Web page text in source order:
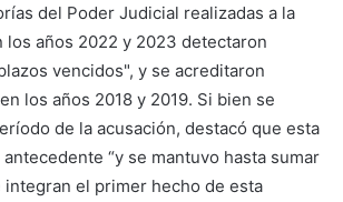
del Poder Judicial realizadas a la
los años 2022 y 2023 detectaron
vencidos", y se acreditaron
los años 2018 y 2019. Si bien se
de la acusación, destacó que esta
“y se mantuvo hasta sumar
integran el primer hecho de esta